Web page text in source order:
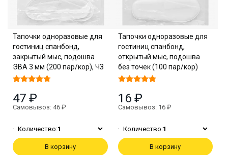
Тапочки одноразовые для
гостиниц спанбонд,
закрытый мыс, подошва
ЭВА 3 мм (200 пар/кор), ЧЗ
47 ₽
Самовывоз: 46 ₽
Количество:1
В корзину
Тапочки одноразовые для
гостиниц спанбонд,
открытый мыс, подошва
без точек (100 пар/кор)
16 ₽
Самовывоз: 16 ₽
Количество:1
В корзину